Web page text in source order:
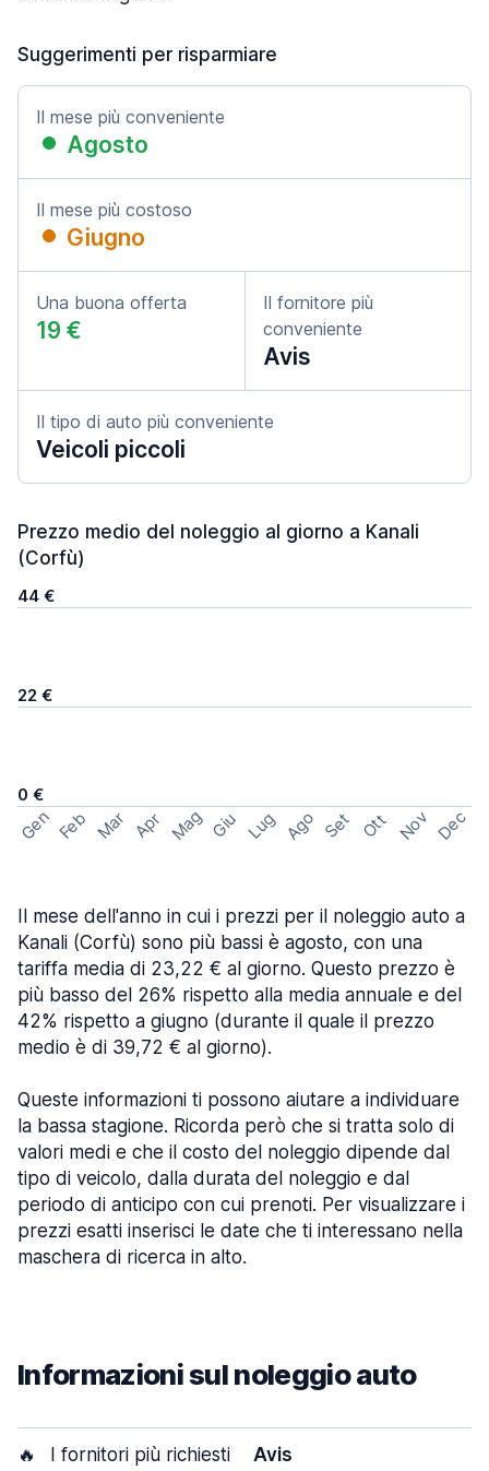
Suggerimenti per risparmiare
Il mese più conveniente
Agosto
Il mese più costoso
Giugno
Una buona offerta
19 €
Il fornitore più
conveniente
Avis
Il tipo di auto più conveniente
Veicoli piccoli
Prezzo medio del noleggio al giorno a Kanali
(Corfù)
44 €
22 €
0 €
Gen Feb Mar Apr Mag Giu Lug Ago Set Ott Nov Dec
Il mese dell'anno in cui i prezzi per il noleggio auto a
Kanali (Corfù) sono più bassi è agosto, con una
tariffa media di 23,22 € al giorno. Questo prezzo è
più basso del 26% rispetto alla media annuale e del
42% rispetto a giugno (durante il quale il prezzo
medio è di 39,72 € al giorno).
Queste informazioni ti possono aiutare a individuare
la bassa stagione. Ricorda però che si tratta solo di
valori medi e che il costo del noleggio dipende dal
tipo di veicolo, dalla durata del noleggio e dal
periodo di anticipo con cui prenoti. Per visualizzare i
prezzi esatti inserisci le date che ti interessano nella
maschera di ricerca in alto.
Informazioni sul noleggio auto
🔥 I fornitori più richiesti Avis